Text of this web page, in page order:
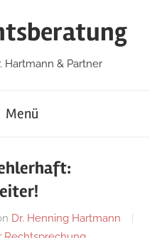
Hartmann & Partner
Menü
Dr. Henning Hartmann